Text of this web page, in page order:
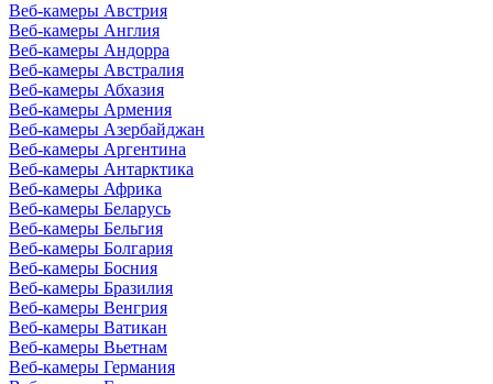
Веб-камеры Австрия
Веб-камеры Англия
Веб-камеры Андорра
Веб-камеры Австралия
Веб-камеры Абхазия
Веб-камеры Армения
Веб-камеры Азербайджан
Веб-камеры Аргентина
Веб-камеры Антарктика
Веб-камеры Африка
Веб-камеры Беларусь
Веб-камеры Бельгия
Веб-камеры Болгария
Веб-камеры Босния
Веб-камеры Бразилия
Веб-камеры Венгрия
Веб-камеры Ватикан
Веб-камеры Вьетнам
Веб-камеры Германия